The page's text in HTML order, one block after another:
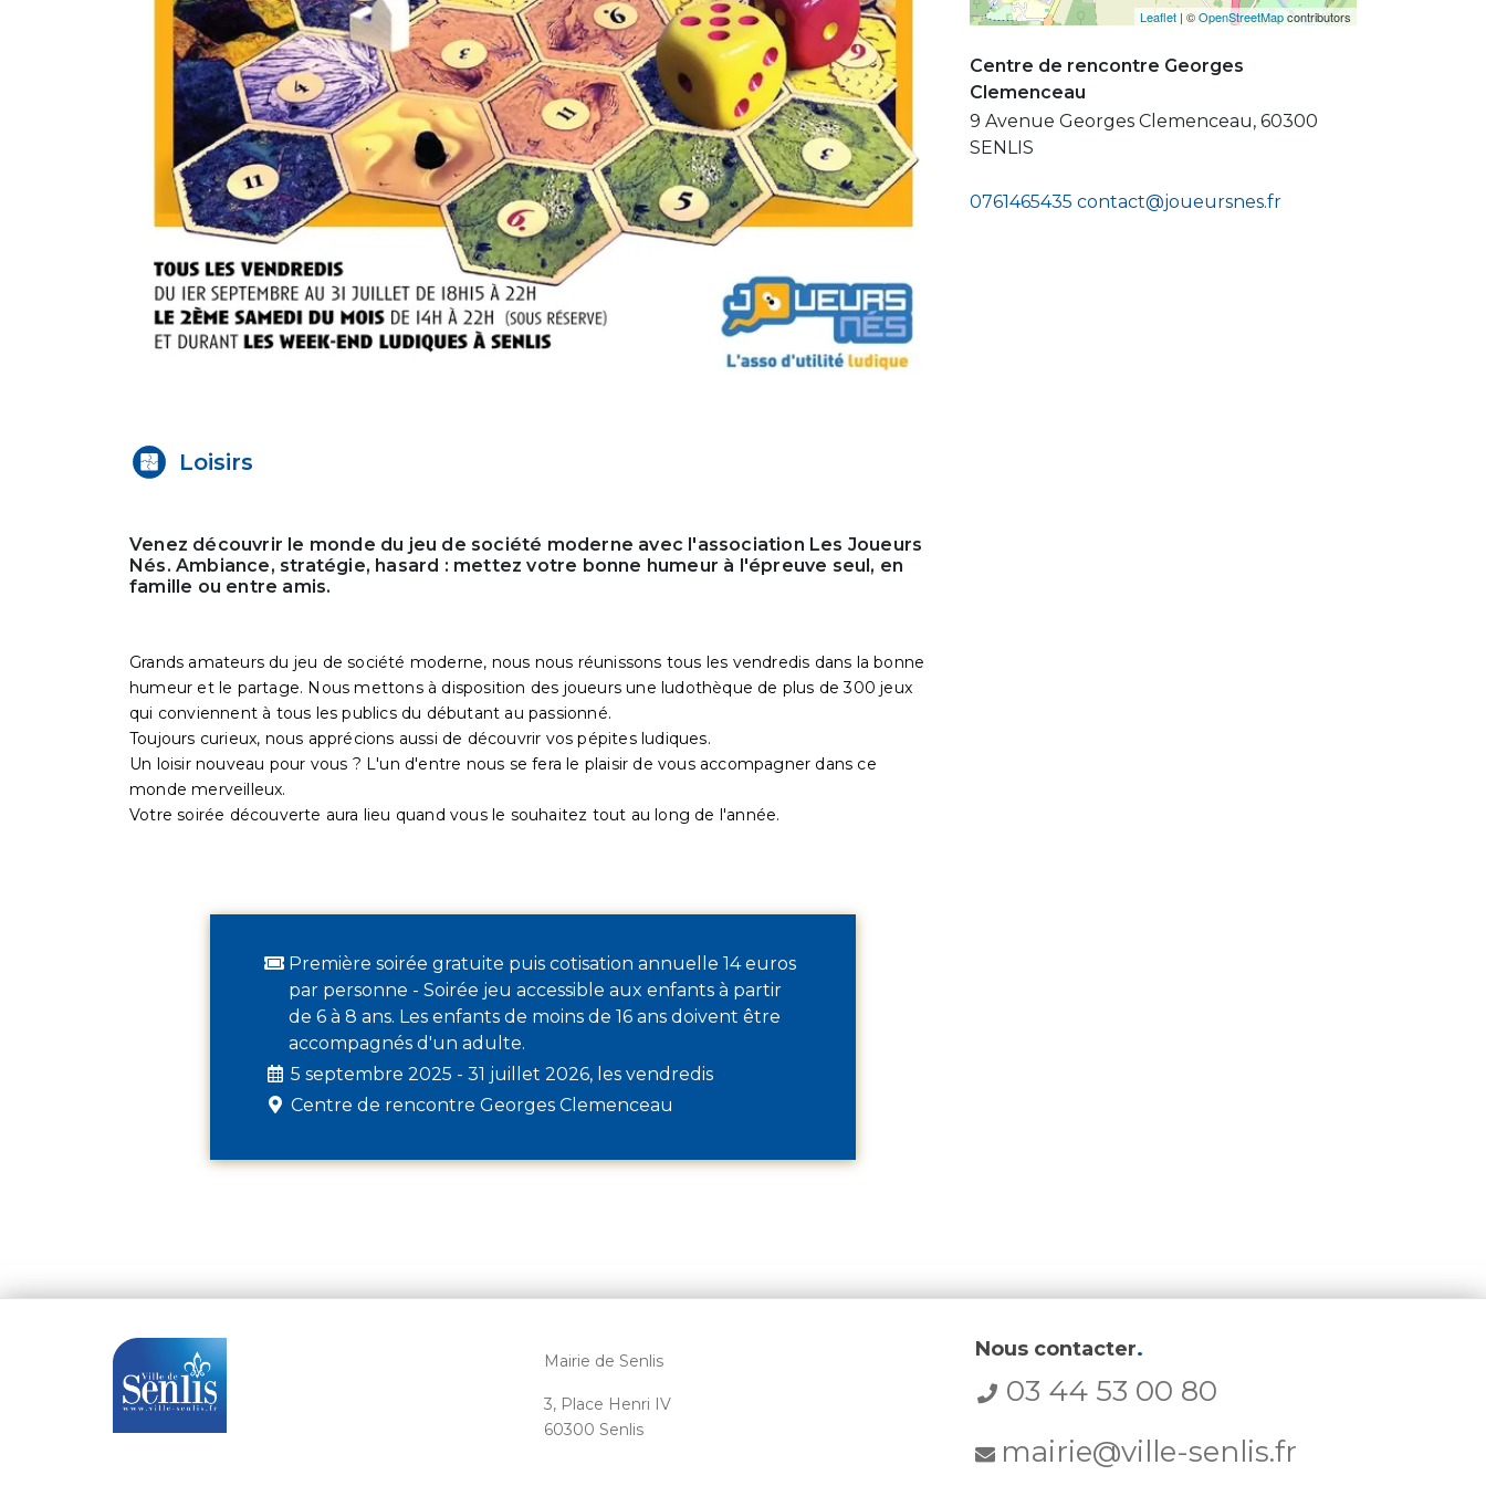
Leaflet | ©OpenStreetMapcontributors
Centre de rencontre Georges
Clemenceau
9 Avenue Georges Clemenceau, 60300
SENLIS
0761465435 contact@joueursnes.fr
Loisirs
Venez découvrir le monde du jeu de société moderne avec l'association Les Joueurs
Nés. Ambiance, stratégie, hasard : mettez votre bonne humeur à l'épreuve seul, en
famille ou entre amis.
Grands amateurs du jeu de société moderne, nous nous réunissons tous les vendredis dans la bonne
humeur et le partage. Nous mettons à disposition des joueurs une ludothèque de plus de 300 jeux
qui conviennent à tous les publics du débutant au passionné.
Toujours curieux, nous apprécions aussi de découvrir vos pépites ludiques.
Un loisir nouveau pour vous ? L'un d'entre nous se fera le plaisir de vous accompagner dans ce
monde merveilleux.
Votre soirée découverte aura lieu quand vous le souhaitez tout au long de l'année.
Première soirée gratuite puis cotisation annuelle 14 euros
par personne - Soirée jeu accessible aux enfants à partir
de 6 à 8 ans. Les enfants de moins de 16 ans doivent être
accompagnés d'un adulte.
5 septembre 2025 - 31 juillet 2026, les vendredis
Centre de rencontre Georges Clemenceau
Mairie de Senlis
3, Place Henri IV
60300 Senlis
Nous contacter.
03 44 53 00 80
mairie@ville-senlis.fr